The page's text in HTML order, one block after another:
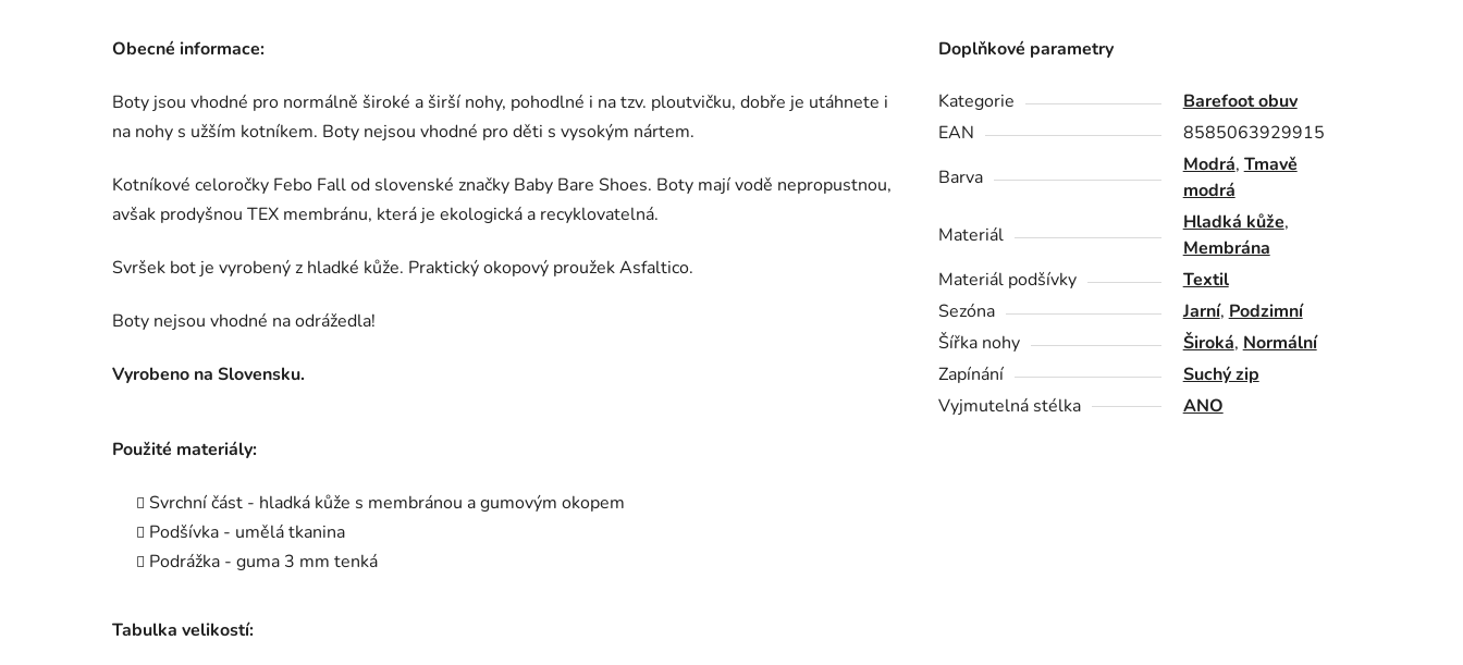
Obecné informace:
Boty jsou vhodné pro normálně široké a širší nohy, pohodlné i na tzv. ploutvičku, dobře je utáhnete i
na nohy s užším kotníkem. Boty nejsou vhodné pro děti s vysokým nártem.
Kotníkové celoročky Febo Fall od slovenské značky Baby Bare Shoes. Boty mají vodě nepropustnou,
avšak prodyšnou TEX membránu, která je ekologická a recyklovatelná.
Svršek bot je vyrobený z hladké kůže. Praktický okopový proužek Asfaltico.
Boty nejsou vhodné na odrážedla!
Vyrobeno na Slovensku.
Použité materiály:
Svrchní část - hladká kůže s membránou a gumovým okopem
Podšívka - umělá tkanina
Podrážka - guma 3 mm tenká
Tabulka velikostí:
Doplňkové parametry
Kategorie
Barefoot obuv
EAN
8585063929915
Barva
Modrá, Tmavě
modrá
Materiál
Hladká kůže,
Membrána
Materiál podšívky
Textil
Sezóna
Jarní, Podzimní
Šířka nohy
Široká, Normální
Zapínání
Suchý zip
Vyjmutelná stélka
ANO